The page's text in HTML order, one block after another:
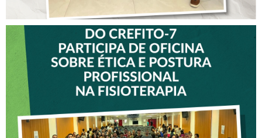
VICE-PRESIDENTE DO
CREFITO-7 PARTICIPA DE
OFICINA SOBRE ÉTICA E